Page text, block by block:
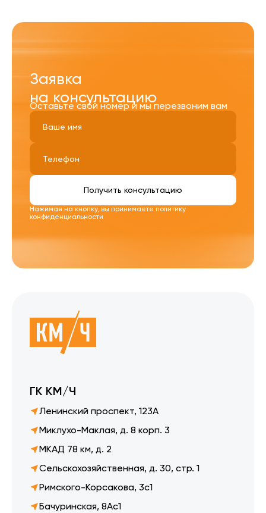
Заявка
на консультацию
Оставьте свой номер и мы перезвоним вам
Нажимая на кнопку, вы принимаете политику
конфиденциальности
Получить консультацию
ГК КМ/Ч
Ленинский проспект, 123А
Миклухо-Маклая, д. 8 корп. 3
МКАД 78 км, д. 2
Сельскохозяйственная, д. 30, стр. 1
Римского-Корсакова, 3с1
Бачуринская, 8Ас1